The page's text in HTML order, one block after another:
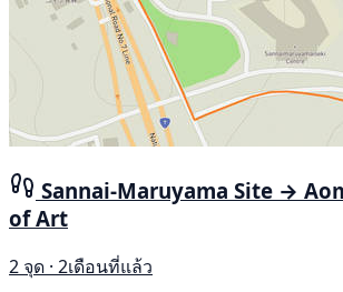
Sannai-Maruyama Site →
of Art
2 จุด · 2เดือนที่แล้ว